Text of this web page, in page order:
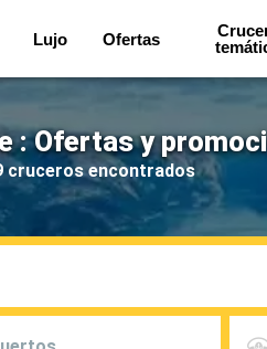
Lujo Ofertas
: Ofertas y
cruceros encontrados